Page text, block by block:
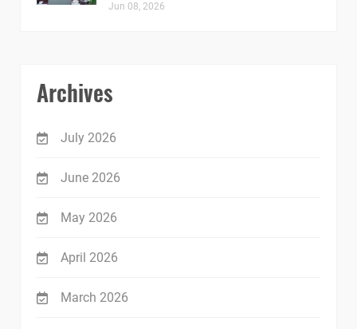
Jun 08, 2026
Archives
July 2026
June 2026
May 2026
April 2026
March 2026